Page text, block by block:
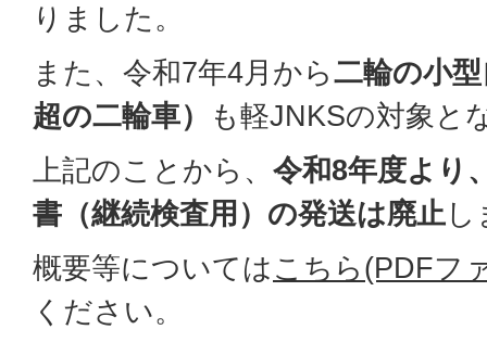
りました。
また、令和7年4月から二輪の小
超の二輪車）
も軽JNKSの対象と
上記のことから、 令和8年度より
書（継続検査用）の発送は廃止し
概要等についてはこちら(PDFフ
ください。